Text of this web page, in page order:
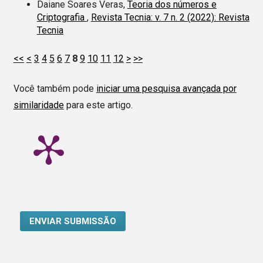
Daiane Soares Veras, Teoria dos números e
Criptografia , Revista Tecnia: v. 7 n. 2 (2022): Revista
Tecnia
<< < 3 4 5 6 7 8 9 10 11 12 > >>
Você também pode iniciar uma pesquisa avançada por
similaridadepara este artigo.
ENVIAR SUBMISSÃO